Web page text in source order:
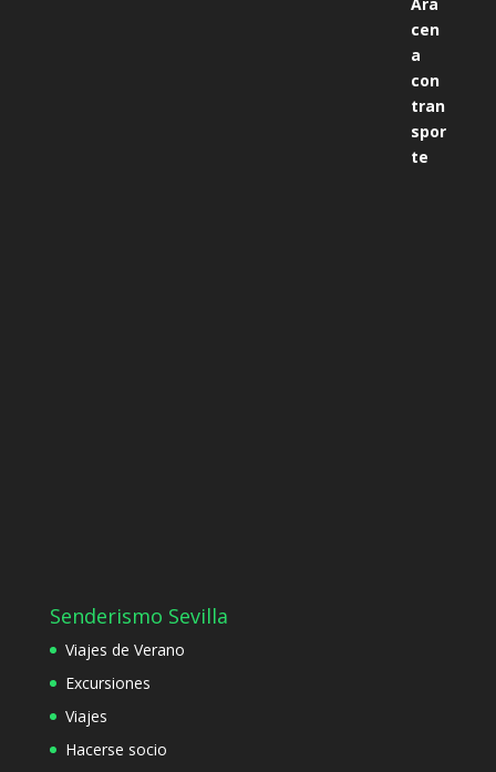
Senderismo Sevilla
Viajes de Verano
Excursiones
Viajes
Hacerse socio